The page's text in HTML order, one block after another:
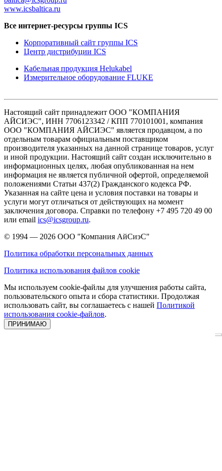
www.icsbaltica.ru
Все интернет-ресурсы группы ICS
Корпоративный сайт группы ICS
Центр дистрибуции ICS
Кабельная продукция Helukabel
Измерительное оборудование FLUKE
Настоящий сайт принадлежит ООО "КОМПАНИЯ
АЙСИЭС", ИНН 7706123342 / КПП 770101001, компания
ООО "КОМПАНИЯ АЙСИЭС" является продавцом, а по
отдельным товарам официальным поставщиком
производителя указанных на данной странице товаров, услуг
и иной продукции. Настоящий сайт создан исключительно в
информационных целях, любая опубликованная на нем
информация не является публичной офертой, определяемой
положениями Статьи 437(2) Гражданского кодекса РФ.
Указанная на сайте цена и условия поставки на товары и
услуги могут отличаться от действующих на момент
заключения договора. Справки по телефону +7 495 720 49 00
или email ics@icsgroup.ru.
© 1994 — 2026 ООО "Компания АйСиэС"
Политика обработки персональных данных
Политика использования файлов cookie
Мы используем cookie-файлы для улучшения работы сайта,
пользовательского опыта и сбора статистики. Продолжая
использовать сайт, вы соглашаетесь с нашей Политикой
использования cookie-файлов.
ПРИНИМАЮ